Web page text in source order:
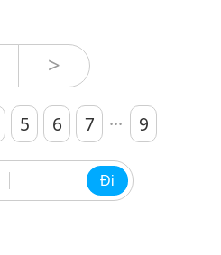
>
5 6 7 ... 9
Đi